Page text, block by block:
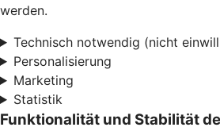
werden.
Technisch notwendig (nicht
Personalisierung
Marketing
Statistik
Funktionalität und Stabilität